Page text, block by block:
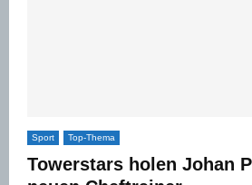
Sport Top-Thema
Towerstars holen Johan